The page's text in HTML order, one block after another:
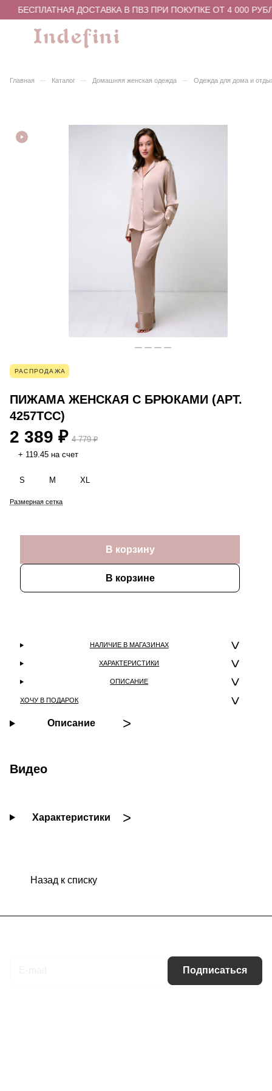
БЕСПЛАТНАЯ ДОСТАВКА В ПВЗ ПРИ ПОКУПКЕ ОТ 4 000
Главная – Каталог – Домашняя женская одежда – Одежда для дома и
РАСПРОДАЖА
ПИЖАМА ЖЕНСКАЯ С БРЮКАМИ (АРТ.
4257TCC)
2 389 ₽ 4 779 ₽
+ 119.45 на счет
S M XL
Размерная сетка
В корзину
В корзине
НАЛИЧИЕ В МАГАЗИНАХ
ХАРАКТЕРИСТИКИ
ОПИСАНИЕ
ХОЧУ В ПОДАРОК
Описание
Видео
Характеристики
Назад к списку
Подписаться